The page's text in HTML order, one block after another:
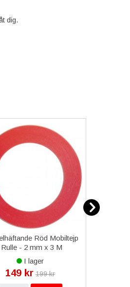
dig.
Röd Mobiltejp
Rulle - 2 mm x 3 M
I lager
149 kr 199 kr